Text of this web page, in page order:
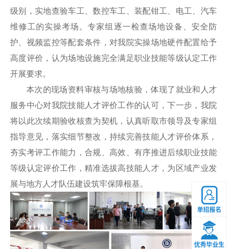
级别，实地查验车工、数控车工、装配钳工、电工、汽车
维修工的实操考场。专家组逐一检查场地设备、安全防
护、视频监控等配套条件，对我院实操场地硬件配置给予
高度评价，认为场地设施完全满足职业技能等级认定工作
开展要求。
本次的现场资料审核与场地核验，体现了就业和人才
服务中心对我院技能人才评价工作的认可，下一步，我院
将以此次续期验收核查为契机，认真听取市领导及专家组
指导意见，落实细节整改，持续完善技能人才评价体系，
夯实考评工作能力，合规、高效、有序推进后续职业技能
等级认定评价工作，精准选拔高技能人才，为区域产业发
展与地方人才队伍建设筑牢保障根基。
单招报名
优秀毕业生